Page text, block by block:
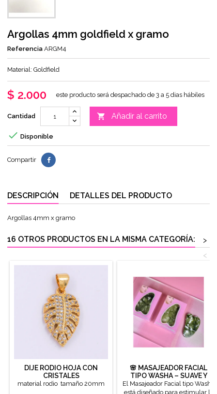
Argollas 4mm goldfield x gramo
Referencia ARGM4
Material: Goldfield
$ 2.000 este producto será despachado de 3 a 5 dias hábiles
Cantidad  Añadir al carrito
 Disponible
Compartir
DESCRIPCIÓN DETALLES DEL PRODUCTO
Argollas 4mm x gramo
16 OTROS PRODUCTOS EN LA MISMA CATEGORÍA:
>
<
DIJE RODIO HOJA CON
CRISTALES
material rodio tamaño 20mm
🌸 MASAJEADOR FACIAL
TIPO WASHA – SUAVE Y
RELAJANTE
El Masajeador Facial tipo Washa
está diseñado para estimular la